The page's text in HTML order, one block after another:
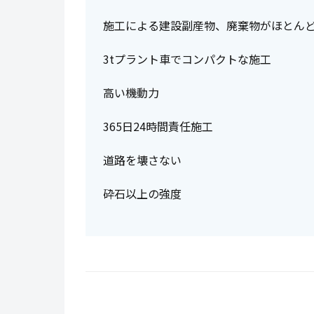
施工による建設副産物、廃棄物がほとん
3tプラント車でコンパクトな施工
高い機動力
365日24時間責任施工
道路を壊さない
砕石以上の強度